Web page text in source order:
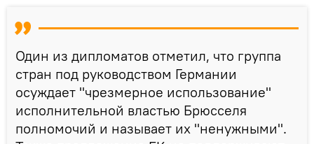
Один из дипломатов отметил, что группа
стран под руководством Германии
осуждает "чрезмерное использование"
исполнительной властью Брюсселя
полномочий и называет их "ненужными".